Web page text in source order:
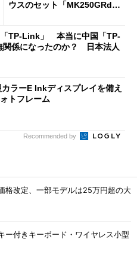
ウスのセット「MK250GRd」
「TP-Link」 本当に中国「TP-
関係になったのか？ 日本法人
ラーE Inkディスプレイを備え
トフレーム
Recommended by
格改定、一部モデルは25万円超の大
ー付きキーボード・ワイヤレス小型